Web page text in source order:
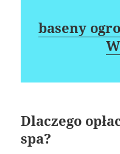
baseny
Dlaczego
spa?